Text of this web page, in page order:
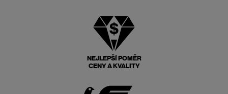
NEJLEPŠÍ POMĚR
CENY A KVALITY